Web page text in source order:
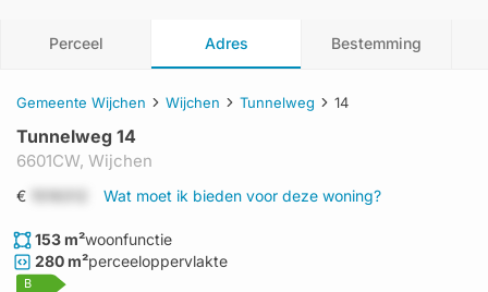
Perceel Adres Bestemming
Gemeente Wijchen Wijchen Tunnelweg 14
Tunnelweg 14
6601CW, Wijchen
€ Wat moet ik bieden voor deze woning?
153 m²woonfunctie
280 m²perceeloppervlakte
B